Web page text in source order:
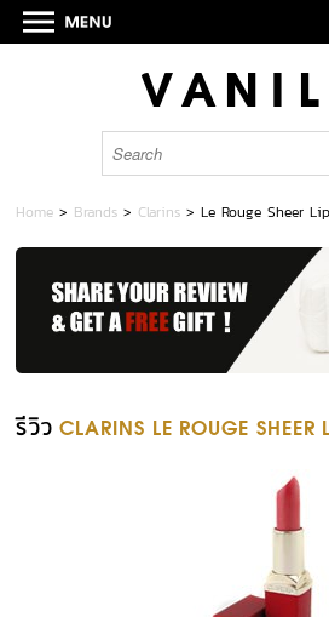
Home > Brands > Clarins >Le Rouge Sheer
รีวิว CLARINS LE ROUGE SHEER